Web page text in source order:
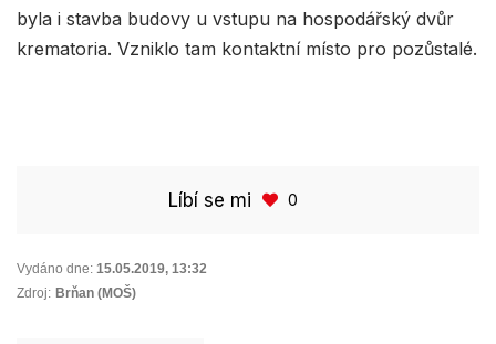
byla i stavba budovy u vstupu na hospodářský dvůr
krematoria. Vzniklo tam kontaktní místo pro pozůstalé.
Líbí se mi 0
Vydáno dne: 15.05.2019, 13:32
Zdroj: Brňan (MOŠ)